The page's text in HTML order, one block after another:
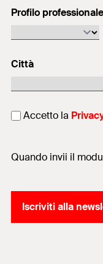
Profilo
Città
Accetto la
Quando invii il
Iscriviti alla